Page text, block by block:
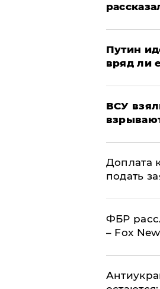
Путин
вряд ли
ВСУ
Доплата
подать
ФБР
– Fox